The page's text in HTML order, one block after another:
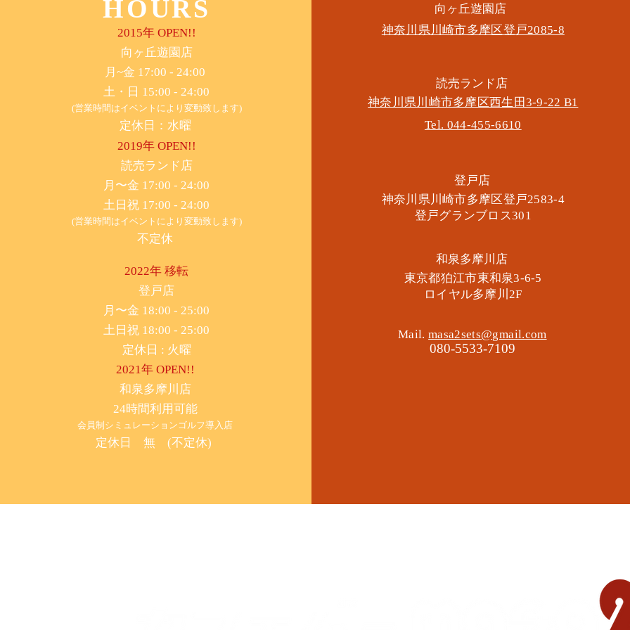
HOURS
2015年 OPEN!!
​向ヶ丘遊園店
月~金 17:00 - 24:00
土・日 15:00 - 24:00
(営業時間はイベントにより変動致します)
定休日：水曜
2019年 OPEN!!
​読売ランド店
月〜金 17:00 - 24:00
土日祝 17:00 - 24:00
(営業時間はイベントにより変動致します)
不定休
2022年 移転
​登戸店
月〜金 18:00 - 25:00
土日祝 18:00 - 25:00
​定休日 : 火曜
2021年 OPEN!!
​和泉多摩川店
24時間利用可能
​会員制シミュレーションゴルフ導入店
定休日 無 (不定休)
​向ヶ丘遊園店
神奈川県川崎市多摩区​登戸2085-8
​読売ランド店
神奈川県川崎市多摩区​西生田3-9-22 B1
Tel. 044-455-6610
​登戸店
神奈川県川崎市多摩区​登戸2583-4
​登戸グランブロス301
​和泉多摩川店
東京都狛江市東和泉3-6-5
​ロイヤル多摩川2F
Mail.masa2sets@gmail.com
080-5533-7109